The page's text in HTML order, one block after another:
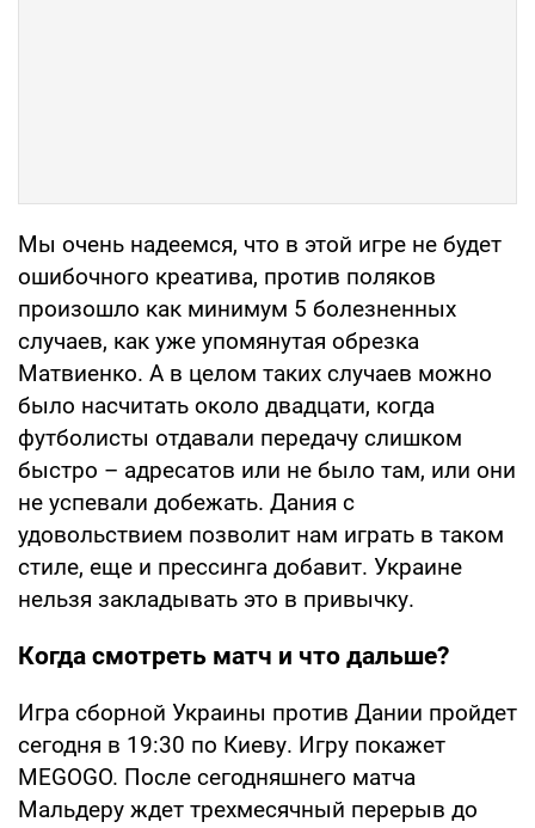
Мы очень надеемся, что в этой игре не будет
ошибочного креатива, против поляков
произошло как минимум 5 болезненных
случаев, как уже упомянутая обрезка
Матвиенко. А в целом таких случаев можно
было насчитать около двадцати, когда
футболисты отдавали передачу слишком
быстро – адресатов или не было там, или они
не успевали добежать. Дания с
удовольствием позволит нам играть в таком
стиле, еще и прессинга добавит. Украине
нельзя закладывать это в привычку.
Когда смотреть матч и что дальше?
Игра сборной Украины против Дании пройдет
сегодня в 19:30 по Киеву. Игру покажет
MEGOGO. После сегодняшнего матча
Мальдеру ждет трехмесячный перерыв до